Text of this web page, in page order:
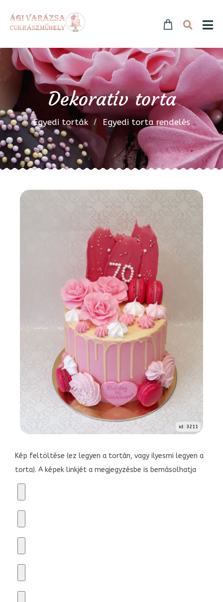
Dekoratív torta
Egyedi torták Egyedi torta rendelés
id: 3211
Kép feltöltése (ez legyen a tortán, vagy ilyesmi legyen a
torta). A képek linkjét a megjegyzésbe is bemásolhatja